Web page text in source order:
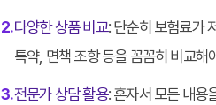
2.다양한 상품 비교: 단순히 보험료가
특약, 면책 조항 등을 꼼꼼히 비교해
3.전문가 상담 활용: 혼자서 모든 내용